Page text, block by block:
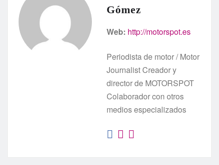
Gómez
Web: http://motorspot.es
Periodista de motor / Motor
Journalist Creador y
director de MOTORSPOT
Colaborador con otros
medios especializados